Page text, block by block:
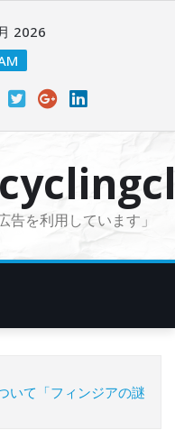
2026
告を利用しています」
いて「フィンジアの謎